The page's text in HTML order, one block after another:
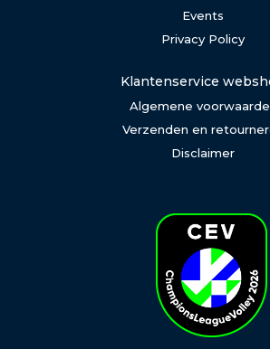
Events
Privacy Policy
Klantenservice
Algemene
Verzenden en
Disclaimer